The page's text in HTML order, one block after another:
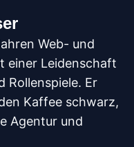
Web- und
einer Leidenschaft
Rollenspiele. Er
Kaffee schwarz,
Agentur und